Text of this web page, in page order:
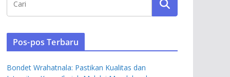
Pos-pos Terbaru
Bondet Wrahatnala: Pastikan Kualitas dan